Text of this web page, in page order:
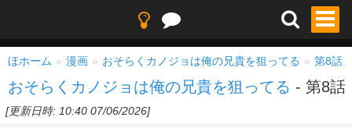
ほホーム 漫画 おそらくカノジョは俺の兄貴を狙ってる 第8話
おそらくカノジョは俺の兄貴を狙ってる - 第8話
[更新日時: 10:40 07/06/2026]